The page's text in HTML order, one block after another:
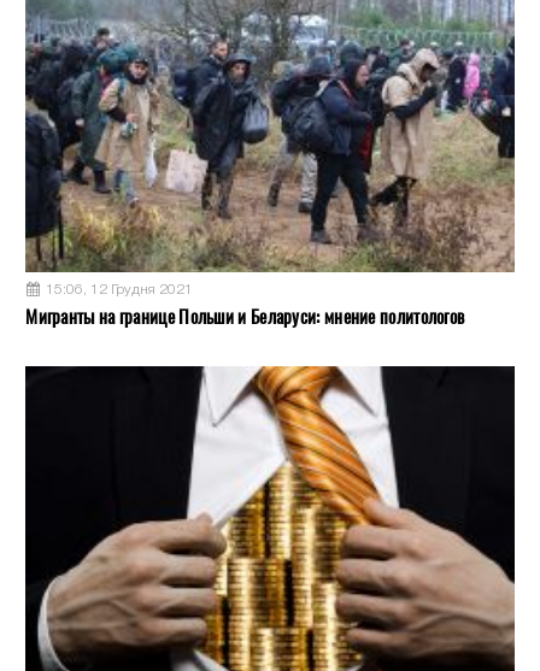
15:06, 12 Грудня 2021
Мигранты на границе Польши и Беларуси: мнение политологов